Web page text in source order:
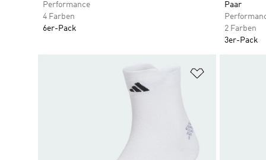
Performance
4 Farben
6er-Pack
Paar
2 Farben
3er-Pack
Zur